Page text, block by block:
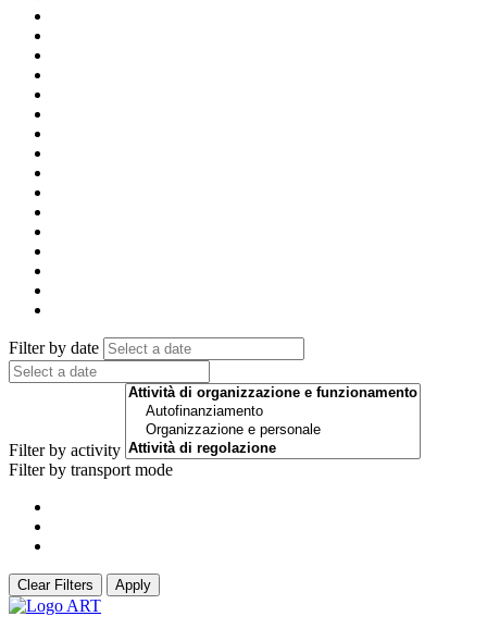
Filter by date
Filter by activity
Filter by transport mode
Clear Filters Apply